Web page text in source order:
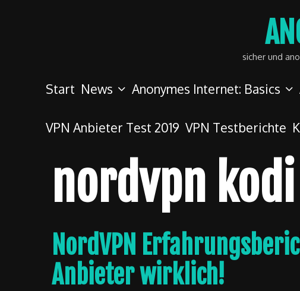
sicher und
Start News Anonymes Internet: Basics
VPN Anbieter Test 2019 VPN Testberichte
nordvpn kodi
NordVPN
Anbieter wirklich!